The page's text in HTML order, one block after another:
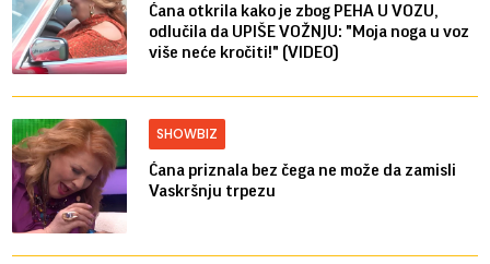
Ćana otkrila kako je zbog PEHA U VOZU,
odlučila da UPIŠE VOŽNJU: "Moja noga u voz
više neće kročiti!" (VIDEO)
SHOWBIZ
Ćana priznala bez čega ne može da zamisli
Vaskršnju trpezu